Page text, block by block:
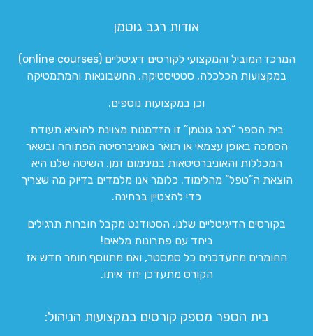
אודות רגב גוטמן
המרכז המוביל והמקצועי לקורסים דיגיטליים (online courses)
במקצועות הכלכלה, סטטיסטיקה, החשבונאות והמתמטיקה
וכן במקצועות נוספים.
בית הספר “רגב גוטמן” זו הזדמנות מצוינת להוציא תעודת
הסמכה באופן עצמאי או תואר באוניברסיטה הפתוחה ובשאר
המכללות והאוניברסיטאות במינימום זמן. השיטה שלנו היא
הוצאת ה”טפל” מהלימוד. כלומר אנו מלמדים בדיוק מה שצריך
כדי להצטיין בבחינה.
בקורסים הדיגיטליים שלנו, הסטודנט מקבל חוברות תרגילים
ביחד עם פתרונות מלאים!
החומרים מתעדכנים כל סמסטר, ואם מתווסף חומר חדש אז
הקורס מתעדכן יחד איתו.
בית הספר מספק קורסים במקצועות הניהול: